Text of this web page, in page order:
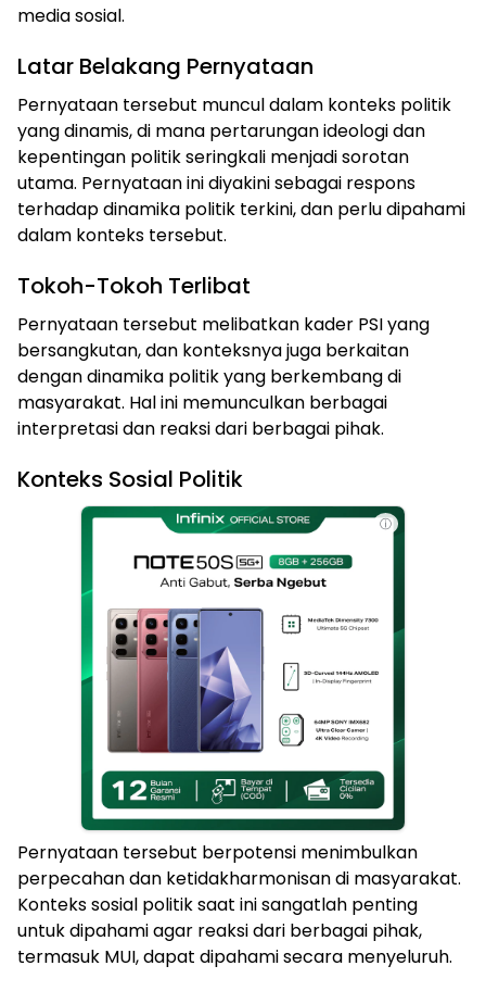
media sosial.
Latar Belakang Pernyataan
Pernyataan tersebut muncul dalam konteks politik
yang dinamis, di mana pertarungan ideologi dan
kepentingan politik seringkali menjadi sorotan
utama. Pernyataan ini diyakini sebagai respons
terhadap dinamika politik terkini, dan perlu dipahami
dalam konteks tersebut.
Tokoh-Tokoh Terlibat
Pernyataan tersebut melibatkan kader PSI yang
bersangkutan, dan konteksnya juga berkaitan
dengan dinamika politik yang berkembang di
masyarakat. Hal ini memunculkan berbagai
interpretasi dan reaksi dari berbagai pihak.
Konteks Sosial Politik
ⓘ
Pernyataan tersebut berpotensi menimbulkan
perpecahan dan ketidakharmonisan di masyarakat.
Konteks sosial politik saat ini sangatlah penting
untuk dipahami agar reaksi dari berbagai pihak,
termasuk MUI, dapat dipahami secara menyeluruh.